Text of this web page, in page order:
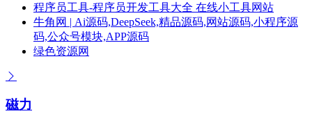
程序员工具-程序员开发工具大全 在线小工具网站
牛角网 | Ai源码,DeepSeek,精品源码,网站源码,小程序源
码,公众号模块,APP源码
绿色资源网
磁力